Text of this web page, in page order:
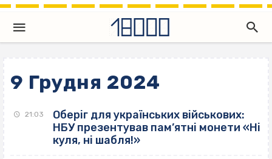
9 Грудня 2024
21:03
Оберіг для українських військових:
НБУ презентував пам’ятні монети «Ні
куля, ні шабля!»